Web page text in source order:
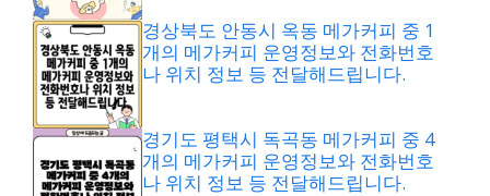
경상북도 안동시 옥동 메가커피 중 1
개의 메가커피 운영정보와 전화번호
나 위치 정보 등 전달해드립니다.
경기도 평택시 독곡동 메가커피 중 4
개의 메가커피 운영정보와 전화번호
나 위치 정보 등 전달해드립니다.